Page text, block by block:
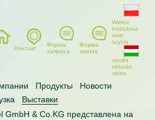
Контакт
Форма
запроса
Форма
заказа
Wideo
instruktaż
owe
szycia
varrás
oktatás
video
Продукты
Новости
Выставки
& Co.KG представлена на